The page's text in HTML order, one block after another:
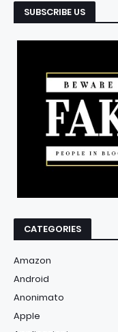
SUBSCRIBE US
CATEGORIES
Amazon
Android
Anonimato
Apple